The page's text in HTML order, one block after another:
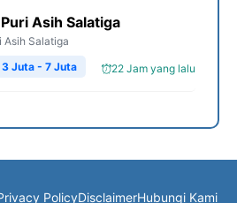
Asih Salatiga
Asih Salatiga
22 Jam yang lalu
3 Juta - 7 Juta
PolicyDisclaimerHubungi Kami